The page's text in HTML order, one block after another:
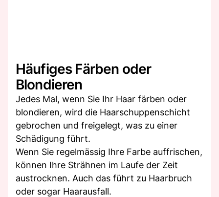
Häufiges Färben oder
Blondieren
Jedes Mal, wenn Sie Ihr Haar färben oder
blondieren, wird die Haarschuppenschicht
gebrochen und freigelegt, was zu einer
Schädigung führt.
Wenn Sie regelmässig Ihre Farbe auffrischen,
können Ihre Strähnen im Laufe der Zeit
austrocknen. Auch das führt zu Haarbruch
oder sogar Haarausfall.